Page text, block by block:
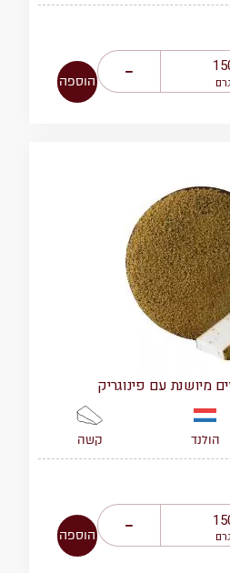
הוספה
מיושנת עם פינוגריק
הולנד קשה
הוספה